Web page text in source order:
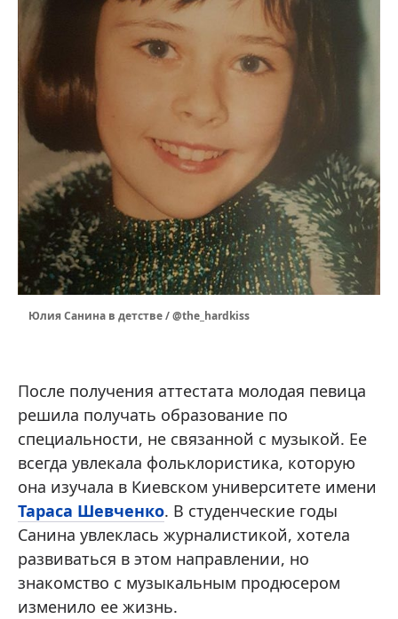
Юлия Санина в детстве / @the_hardkiss
После получения аттестата молодая певица
решила получать образование по
специальности, не связанной с музыкой. Ее
всегда увлекала фольклористика, которую
она изучала в Киевском университете имени
Тараса Шевченко. В студенческие годы
Санина увлеклась журналистикой, хотела
развиваться в этом направлении, но
знакомство с музыкальным продюсером
изменило ее жизнь.